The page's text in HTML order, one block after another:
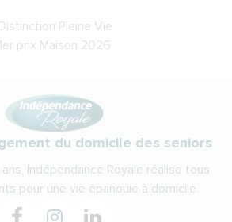
Pleine Vie
1er prix Maison 2026
du domicile des seniors
Indépendance Royale réalise tous
pour une vie épanouie à domicile.